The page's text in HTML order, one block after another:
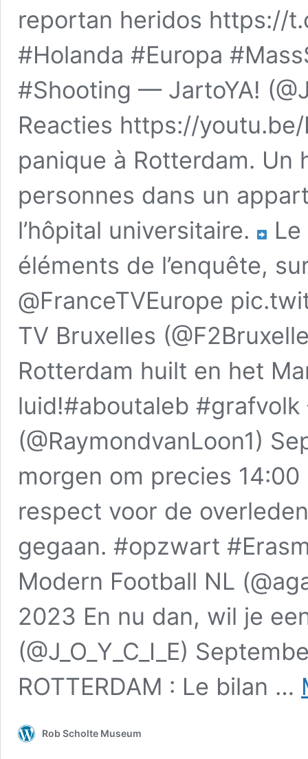
reportan heridos https://
#Holanda #Europa
#Shooting — JartoYA!
Reacties https://
panique à Rotterdam.
personnes dans un
l’hôpital universitaire.
éléments de l’enquête,
@FranceTVEurope
TV Bruxelles
Rotterdam huilt en het
luid!#aboutaleb
(@RaymondvanLoon1)
morgen om precies
respect voor de
gegaan. #opzwart
Modern Football NL
2023 En nu dan, wil je
(@J_O_Y_C_I_E)
ROTTERDAM : Le bilan …
Rob Scholte Museum